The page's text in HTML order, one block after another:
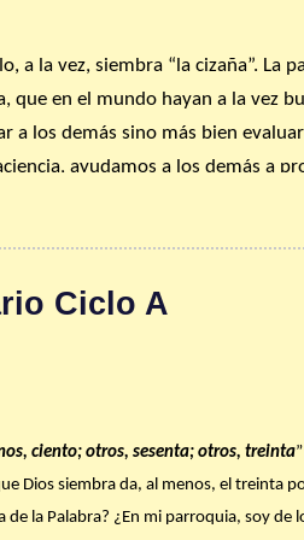
a la vez, siembra “la cizaña”. La
que en el mundo hayan a la vez
a los demás sino más bien
ayudamos a los demás a
en los demás?
se van a proclamar en la Misa
para esto. Cada martes, en
comunitaria con el Evangelio
abundantemente.
Ciclo A
ciento; otros, sesenta; otros, treinta
Dios siembra da, al menos, el treinta
la Palabra? ¿En mi parroquia, soy de